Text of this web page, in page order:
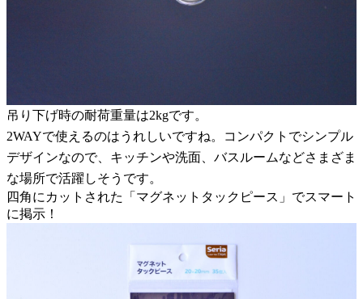
吊り下げ時の耐荷重量は2kgです。
2WAYで使えるのはうれしいですね。コンパクトでシンプル
デザインなので、キッチンや洗面、バスルームなどさまざま
な場所で活躍しそうです。
四角にカットされた「マグネットタックピース」でスマート
に掲示！